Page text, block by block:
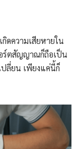
ดความเสียหายใน
ร์ตสัญญาณก็ถือเป็น
ปลี่ยน เพียงแค่นี้ก็